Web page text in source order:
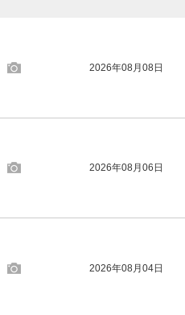
2026年08月08日
2026年08月06日
2026年08月04日